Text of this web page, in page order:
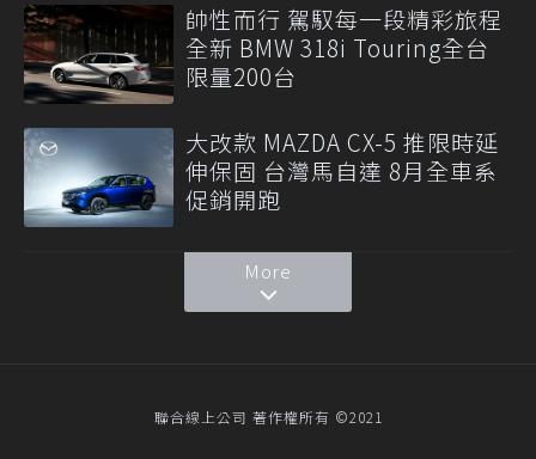
帥性而行 駕馭每一段精彩旅程
全新 BMW 318i Touring全台
限量200台
大改款 MAZDA CX-5 推限時延
伸保固 台灣馬自達 8月全車系
促銷開跑
More
聯合線上公司 著作權所有 ©2021